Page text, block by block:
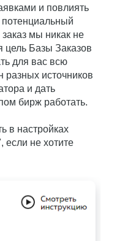
и повлиять
потенциальный
заказ мы никак не
цель Базы Заказов
для вас всю
источников
и дать
бирж работать.
в настройках
если не хотите